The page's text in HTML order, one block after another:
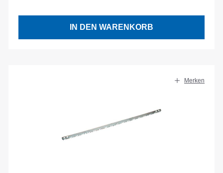
IN DEN WARENKORB
Merken